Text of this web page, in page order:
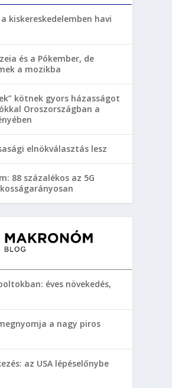
kiskereskedelemben havi
és a Pókember, de
a mozikba
kötnek gyors házasságot
Oroszországban a
elnökválasztás lesz
88 százalékos az 5G
éves növekedés,
a nagy piros
az USA lépéselőnybe